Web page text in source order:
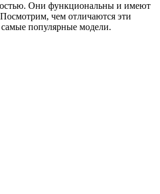
Они функциональны и имеют
чем отличаются эти
популярные модели.